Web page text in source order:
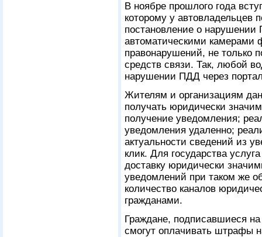
В ноябре прошлого года
которому у автовладельцев
постановление о
автоматическими камерами
правонарушений, не только
средств связи. Так, любой
нарушении ПДД через портал
Жителям и организациям
получать юридически
получение уведомления;
уведомления удаленно;
актуальности сведений из
клик. Для государства
доставку юридически
уведомлений при таком же
количество каналов
гражданами.
Граждане, подписавшиеся
смогут оплачивать штрафы